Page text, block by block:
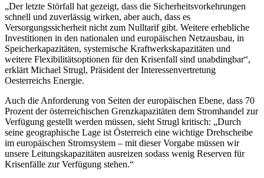
„Der letzte Störfall hat gezeigt, dass die Sicherheitsvorkehrungen
schnell und zuverlässig wirken, aber auch, dass es
Versorgungssicherheit nicht zum Nulltarif gibt. Weitere erhebliche
Investitionen in den nationalen und europäischen Netzausbau, in
Speicherkapazitäten, systemische Kraftwerkskapazitäten und
weitere Flexibilitätsoptionen für den Krisenfall sind unabdingbar“,
erklärt Michael Strugl, Präsident der Interessenvertretung
Oesterreichs Energie.
Auch die Anforderung von Seiten der europäischen Ebene, dass 70
Prozent der österreichischen Grenzkapazitäten dem Stromhandel zur
Verfügung gestellt werden müssen, sieht Strugl kritisch: „Durch
seine geographische Lage ist Österreich eine wichtige Drehscheibe
im europäischen Stromsystem – mit dieser Vorgabe müssen wir
unsere Leitungskapazitäten ausreizen sodass wenig Reserven für
Krisenfälle zur Verfügung stehen.“